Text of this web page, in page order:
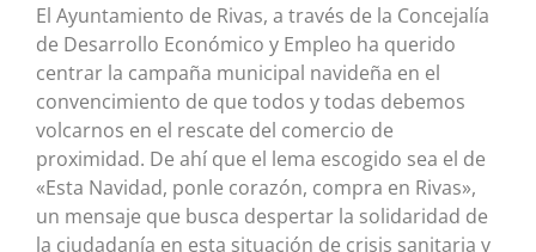
El Ayuntamiento de Rivas, a través de la Concejalía
de Desarrollo Económico y Empleo ha querido
centrar la campaña municipal navideña en el
convencimiento de que todos y todas debemos
volcarnos en el rescate del comercio de
proximidad. De ahí que el lema escogido sea el de
«Esta Navidad, ponle corazón, compra en Rivas»,
un mensaje que busca despertar la solidaridad de
la ciudadanía en esta situación de crisis sanitaria y